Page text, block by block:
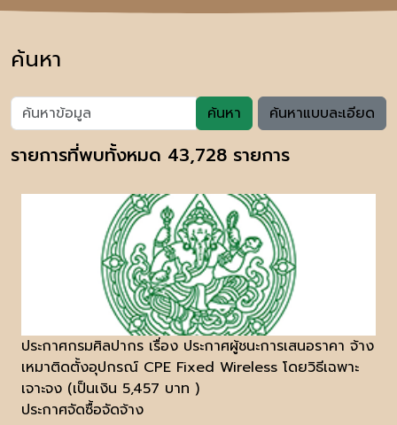
ค้นหา
ค้นหา ค้นหาแบบละเอียด
รายการที่พบทั้งหมด 43,728 รายการ
ประกาศกรมศิลปากร เรื่อง ประกาศผู้ชนะการเสนอราคา จ้าง
เหมาติดตั้งอุปกรณ์ CPE Fixed Wireless โดยวิธีเฉพาะ
เจาะจง (เป็นเงิน 5,457 บาท )
ประกาศจัดซื้อจัดจ้าง